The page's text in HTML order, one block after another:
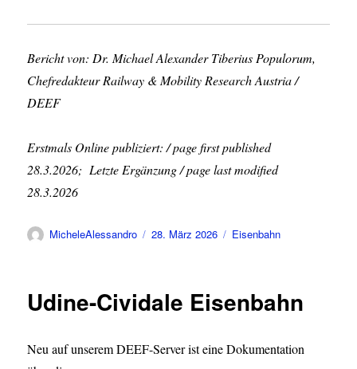
Bericht von: Dr. Michael Alexander Tiberius Populorum,
Chefredakteur Railway & Mobility Research Austria /
DEEF
Erstmals Online publiziert: / page first published
28.3.2026; Letzte Ergänzung / page last modified
28.3.2026
Autor
MicheleAlessandro
Veröffentlicht
28. März 2026 Kategorien
Eisenbahn
Udine-Cividale Eisenbahn
Neu auf unserem DEEF-Server ist eine Dokumentation